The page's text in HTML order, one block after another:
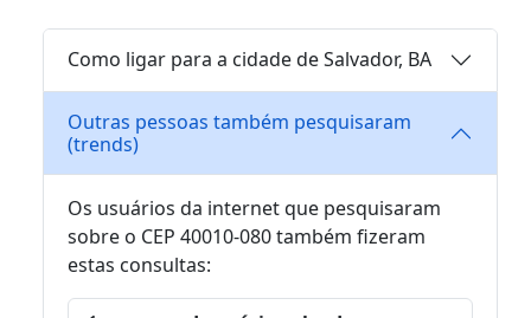
Como ligar para a cidade de Salvador, BA
Outras pessoas também pesquisaram
(trends)
Os usuários da internet que pesquisaram
sobre o CEP 40010-080 também fizeram
estas consultas: